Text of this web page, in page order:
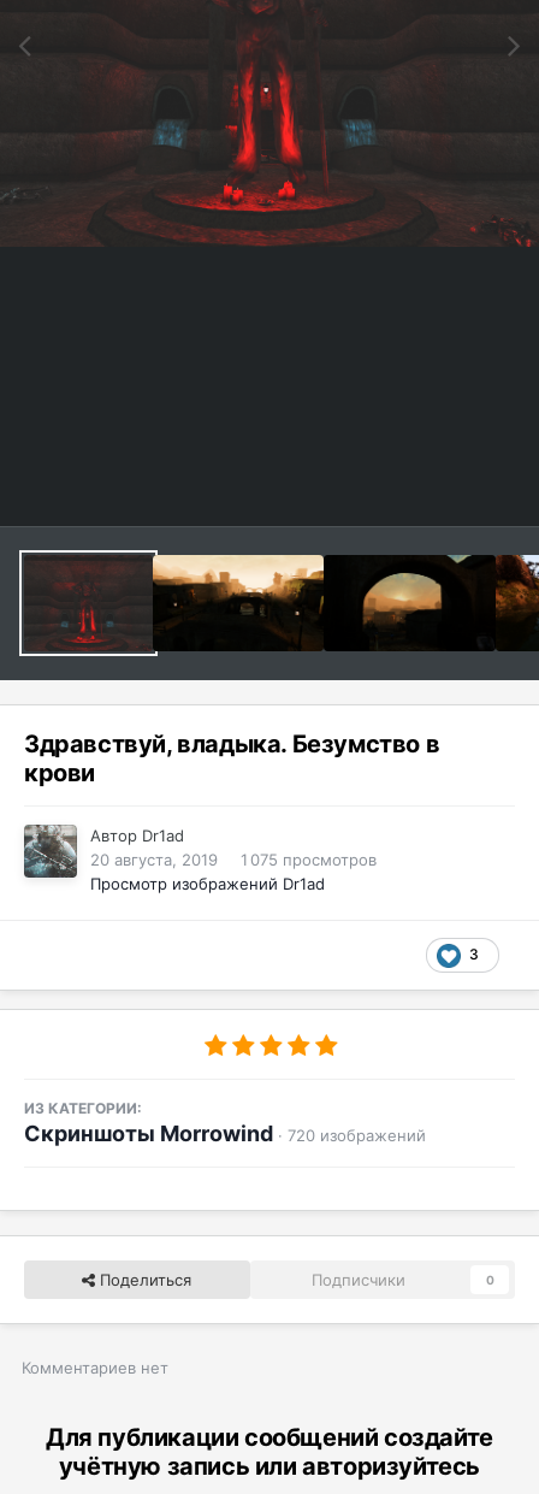
Здравствуй, владыка. Безумство в
крови
Автор Dr1ad
20 августа, 2019
1 075 просмотров
Просмотр изображений Dr1ad
3
ИЗ КАТЕГОРИИ:
Скриншоты Morrowind · 720 изображений
Поделиться Подписчики 0
Комментариев нет
Для публикации сообщений создайте
учётную запись или авторизуйтесь